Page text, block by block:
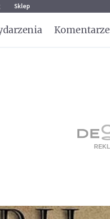
Sklep
Komentarze